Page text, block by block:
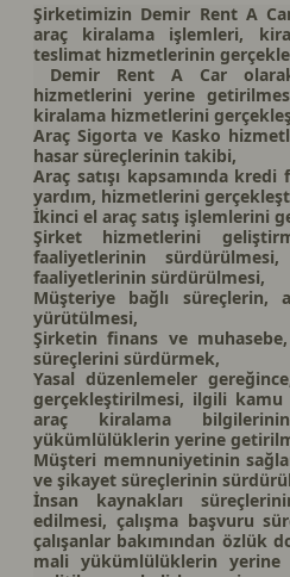
Şirketimizin Demir Rent A
araç kiralama işlemleri,
teslimat hizmetlerinin
Demir Rent A Car
hizmetlerini yerine
kiralama hizmetlerini
Araç Sigorta ve Kasko
hasar süreçlerinin takibi,
Araç satışı kapsamında
yardım, hizmetlerini
İkinci el araç satış işlemlerini
Şirket hizmetlerini
faaliyetlerinin
faaliyetlerinin sürdürülmesi,
Müşteriye bağlı süreçlerin,
yürütülmesi,
Şirketin finans ve
süreçlerini sürdürmek,
Yasal düzenlemeler
gerçekleştirilmesi, ilgili
araç kiralama
yükümlülüklerin yerine
Müşteri memnuniyetinin
ve şikayet süreçlerinin
İnsan kaynakları
edilmesi, çalışma başvuru
çalışanlar bakımından özlük
mali yükümlülüklerin